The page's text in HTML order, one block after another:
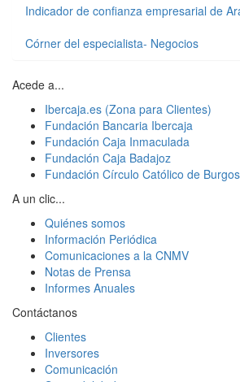
Indicador de confianza empresarial de
Córner del especialista- Negocios
Acede a...
Ibercaja.es (Zona para Clientes)
Fundación Bancaria Ibercaja
Fundación Caja Inmaculada
Fundación Caja Badajoz
Fundación Círculo Católico de Burgos
A un clic...
Quiénes somos
Información Periódica
Comunicaciones a la CNMV
Notas de Prensa
Informes Anuales
Contáctanos
Clientes
Inversores
Comunicación